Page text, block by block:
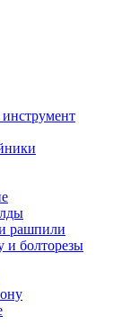
рашпили
болторезы